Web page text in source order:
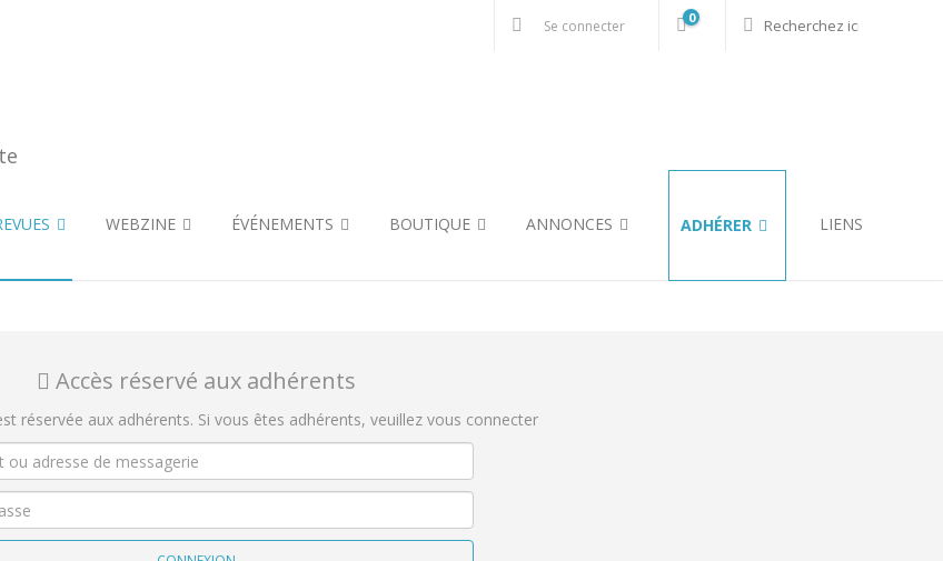
Se connecter 0
WEBZINE ÉVÉNEMENTS BOUTIQUE ANNONCES ADHÉRER LIENS
Accès réservé aux adhérents
réservée aux adhérents. Si vous êtes adhérents, veuillez vous connecter